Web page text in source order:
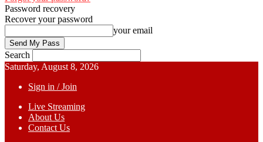
Password recovery
Recover your password
your email
Search
Saturday, August 8, 2026
Sign in / Join
Live Streaming
About Us
Contact Us